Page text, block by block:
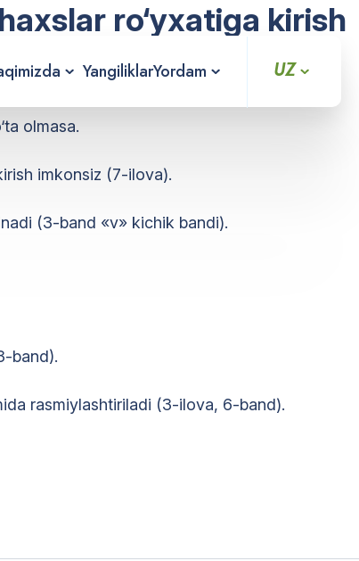
YangiliklarYordam UZ
ro‘yxatiga kirish
tanlov jarayoni boshlanadi.
olmasa.
imkonsiz (7-ilova).
(3-band «v» kichik bandi).
band).
rasmiylashtiriladi (3-ilova, 6-band).